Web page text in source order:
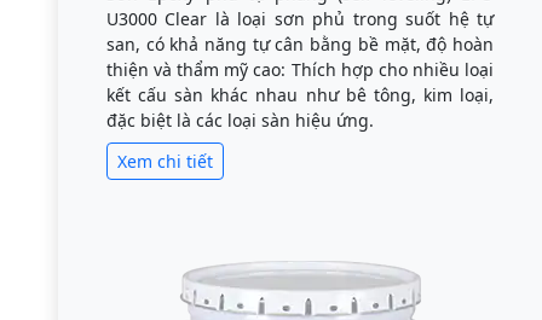
U3000 Clear là loại sơn phủ trong suốt hệ tự
san, có khả năng tự cân bằng bề mặt, độ hoàn
thiện và thẩm mỹ cao: Thích hợp cho nhiều loại
kết cấu sàn khác nhau như bê tông, kim loại,
đặc biệt là các loại sàn hiệu ứng.
Xem chi tiết